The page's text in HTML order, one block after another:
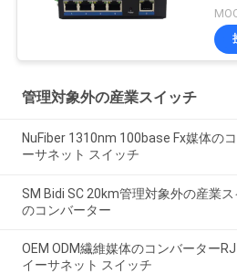
イ
管理対象外の産業スイッチ
NuFiber 1310nm 100base Fx媒体の
ーサネット スイッチ
SM Bidi SC 20km管理対象外の産業
のコンバーター
OEM ODM繊維媒体のコンバーター
イーサネット スイッチ